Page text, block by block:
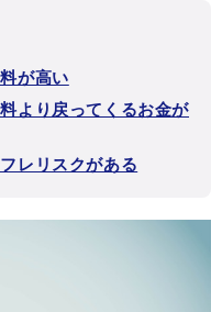
が高い
より戻ってくるお金が
レリスクがある